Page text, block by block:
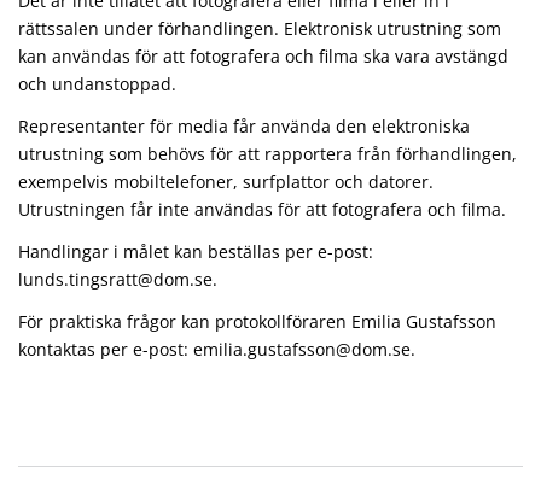
rättssalen under förhandlingen. Elektronisk utrustning som
kan användas för att fotografera och filma ska vara avstängd
och undanstoppad.
Representanter för media får använda den elektroniska
utrustning som behövs för att rapportera från förhandlingen,
exempelvis mobiltelefoner, surfplattor och datorer.
Utrustningen får inte användas för att fotografera och filma.
Handlingar i målet kan beställas per e-post:
lunds.tingsratt@dom.se.
För praktiska frågor kan protokollföraren Emilia Gustafsson
kontaktas per e-post: emilia.gustafsson@dom.se.